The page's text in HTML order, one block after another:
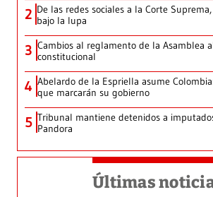
2 De las redes sociales a la Corte
bajo la lupa
3 Cambios al reglamento de la Asamblea
constitucional
4 Abelardo de la Espriella asume
que marcarán su gobierno
5 Tribunal mantiene detenidos a
Pandora
Últimas